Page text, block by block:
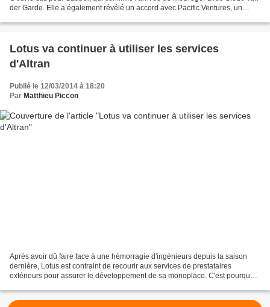
der Garde. Elle a également révélé un accord avec Pacific Ventures, un
Lotus va continuer à utiliser les services
d'Altran
Publié le 12/03/2014 à 18:20
Par Matthieu Piccon
Après avoir dû faire face à une hémorragie d'ingénieurs depuis la saison
dernière, Lotus est contraint de recourir aux services de prestataires
extérieurs pour assurer le développement de sa monoplace. C'est pourquoi